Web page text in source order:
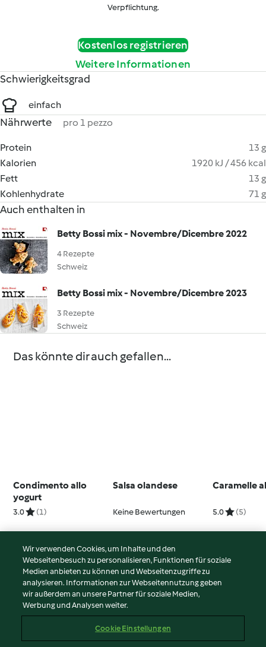
Verpflichtung.
Kostenlos registrieren
Weitere Informationen
Schwierigkeitsgrad
einfach
Nährwerte pro 1 pezzo
Protein
13 g
Kalorien
1920 kJ / 456 kcal
Fett
13 g
Kohlenhydrate
71 g
Auch enthalten in
Betty Bossi mix - Novembre/Dicembre 2022
4 Rezepte
Schweiz
Betty Bossi mix - Novembre/Dicembre 2023
3 Rezepte
Schweiz
Das könnte dir auch gefallen...
Condimento allo
yogurt
3.0 (1)
Salsa olandese
Keine Bewertungen
Caramelle
5.0 (5)
© Copyright 2026
Nutzungsbedingungen
Datenschutzrichtlinien
Impressum
Wir verwenden Cookies, um Inhalte und den
Webseitenbesuch zu personalisieren, Funktionen für soziale
Medien anbieten zu können und Webseitenzugriffe zu
analysieren. Informationen zur Webseitennutzung geben
wir außerdem an unsere Partner für soziale Medien,
Werbung und Analysen weiter.
Cookie Einstellungen